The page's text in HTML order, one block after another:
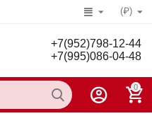
(₽)
+7(952)798-12-44
+7(995)086-04-48
0